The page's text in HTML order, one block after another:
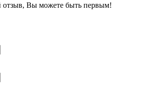
отзыв, Вы можете быть первым!